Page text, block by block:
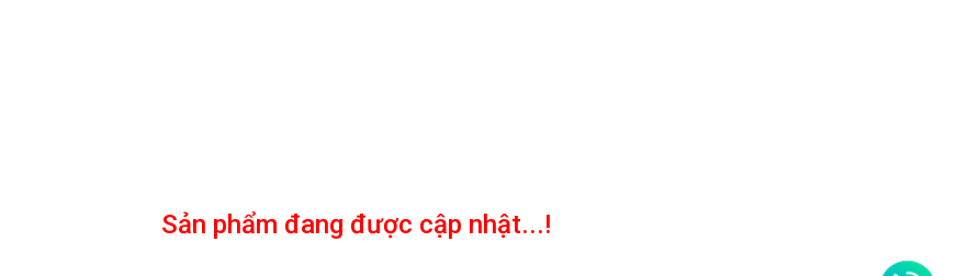
Sản phẩm đang được cập nhật...!